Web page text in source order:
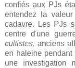
confiés aux PJs
entendez la
cadavre. Les PJs
centre d'une
cultistes, anciens
en haleine pendant
une investigation